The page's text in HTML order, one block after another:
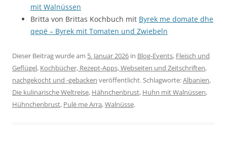
mit Walnüssen
Britta von Brittas Kochbuch mit Byrek me domate dhe
qepë – Byrek mit Tomaten und Zwiebeln
Dieser Beitrag wurde am 5. Januar 2026 in Blog-Events, Fleisch und
Geflügel, Kochbücher, Rezept-Apps, Webseiten und Zeitschriften,
nachgekocht und -gebacken veröffentlicht. Schlagworte:Albanien,
Die kulinarische Weltreise, Hähnchenbrust, Huhn mit Walnüssen,
Hühnchenbrust, Pulë me Arra,Walnüsse.